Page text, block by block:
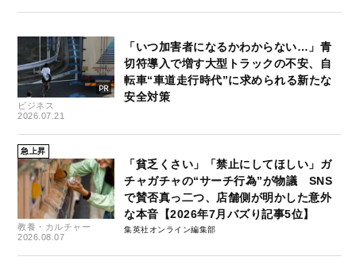
ビジネス
2026.07.21
「いつ加害者になるかわからない…」青
切符導入で増す大型トラックの不安、自
転車“車道走行時代”に求められる新たな
安全対策
急上昇
教養・カルチャー
2026.08.07
「貧乏くさい」「禁止にしてほしい」ガ
チャガチャの“サーチ行為”が物議 SNS
で賛否真っ二つ、店舗側が明かした意外
な本音【2026年7月バズり記事5位】
集英社オンライン編集部